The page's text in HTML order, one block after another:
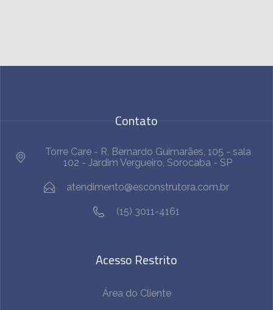
Contato
Torre Care - R. Bernardo Guimarães, 105 - sala
102 - Jardim Vergueiro, Sorocaba - SP
atendimento@esconstrutora.com.br
(15) 3011-4161
Acesso Restrito
Área do Cliente